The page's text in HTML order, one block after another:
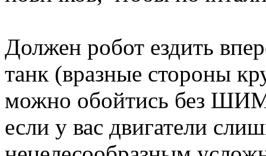
Должен робот ездить
танк (вразные стороны
можно обойтись без
если у вас двигатели